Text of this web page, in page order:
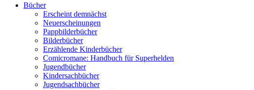
Bücher
Erscheint demnächst
Neuerscheinungen
Pappbilderbücher
Bilderbücher
Erzählende Kinderbücher
Comicromane: Handbuch für Superhelden
Jugendbücher
Kindersachbücher
Jugendsachbücher